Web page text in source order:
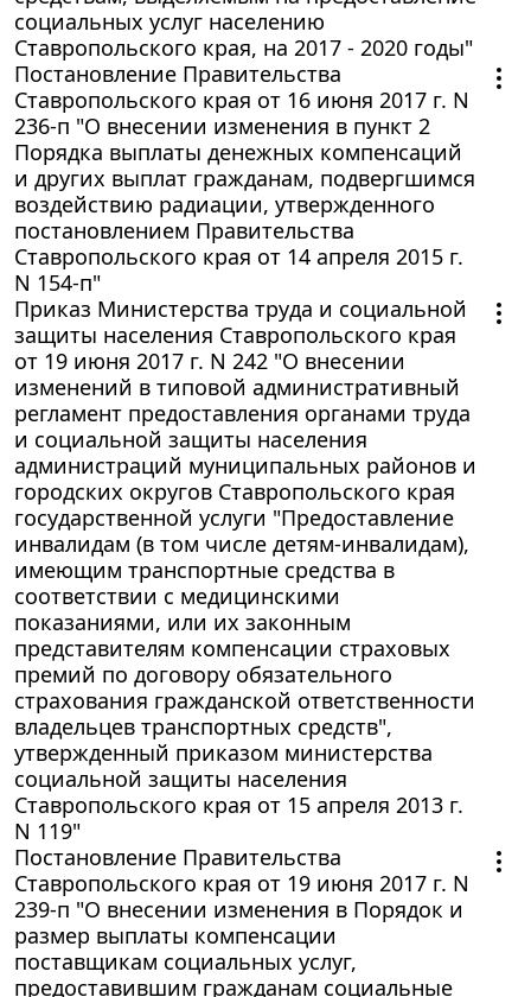
социальных услуг населению
Ставропольского края, на 2017 - 2020 годы"
Постановление Правительства
Ставропольского края от 16 июня 2017 г. N
236-п "О внесении изменения в пункт 2
Порядка выплаты денежных компенсаций
и других выплат гражданам, подвергшимся
воздействию радиации, утвержденного
постановлением Правительства
Ставропольского края от 14 апреля 2015 г.
N 154-п"
Приказ Министерства труда и социальной
защиты населения Ставропольского края
от 19 июня 2017 г. N 242 "О внесении
изменений в типовой административный
регламент предоставления органами труда
и социальной защиты населения
администраций муниципальных районов и
городских округов Ставропольского края
государственной услуги "Предоставление
инвалидам (в том числе детям-инвалидам),
имеющим транспортные средства в
соответствии с медицинскими
показаниями, или их законным
представителям компенсации страховых
премий по договору обязательного
страхования гражданской ответственности
владельцев транспортных средств",
утвержденный приказом министерства
социальной защиты населения
Ставропольского края от 15 апреля 2013 г.
N 119"
Постановление Правительства
Ставропольского края от 19 июня 2017 г. N
239-п "О внесении изменения в Порядок и
размер выплаты компенсации
поставщикам социальных услуг,
предоставившим гражданам социальные